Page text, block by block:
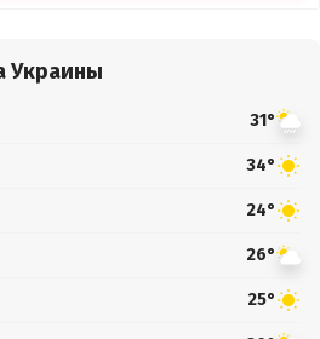
Украины
31°
34°
24°
26°
25°